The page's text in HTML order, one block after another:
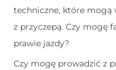
techniczne, które mogą
z przyczepą. Czy mogę
prawie jazdy?
Czy mogę prowadzić z